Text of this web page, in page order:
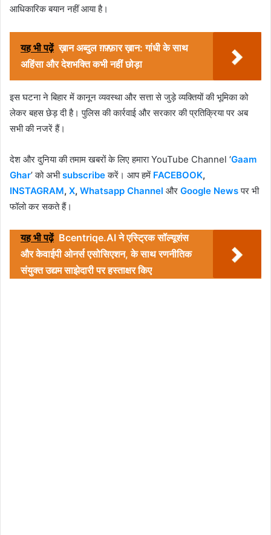
आधिकारिक बयान नहीं आया है।
यह भी पढ़ें ख़ान अब्दुल ग़फ़्फ़ार ख़ान: गांधी के साथ
अहिंसा और देशभक्ति कभी नहीं छोड़ा
इस घटना ने बिहार में कानून व्यवस्था और सत्ता से जुड़े व्यक्तियों की भूमिका को
लेकर बहस छेड़ दी है। पुलिस की कार्रवाई और सरकार की प्रतिक्रिया पर अब
सभी की नजरें हैं।
देश और दुनिया की तमाम खबरों के लिए हमारा YouTube Channel ‘Gaam
Ghar’ को अभीsubscribe करें। आप हमें FACEBOOK,
INSTAGRAM, X, Whatsapp Channel और Google Newsपर भी
फॉलो कर सकते हैं।
यह भी पढ़ें Bcentriqe.AI ने एस्ट्रिक सॉल्यूशंस
और केवाईपी ओनर्स एसोसिएशन, के साथ रणनीतिक
संयुक्त उद्यम साझेदारी पर हस्ताक्षर किए